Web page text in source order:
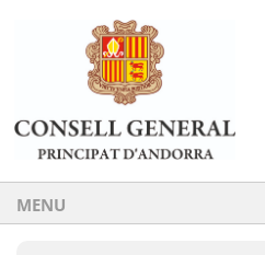
Ves al contingut.
Salta a la navegació
MENU